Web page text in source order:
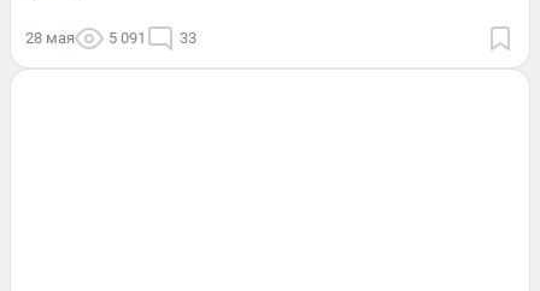
28 мая 5 091 33